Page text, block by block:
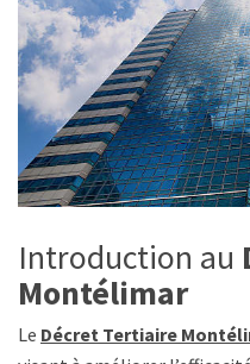
Introduction au
Montélimar
Le Décret Tertiaire